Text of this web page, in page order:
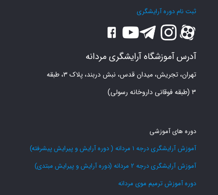
ثبت نام دوره آرایشگری
آدرس آموزشگاه آرایشگری مردانه
تهران، تجریش، میدان قدس، نبش دربند، پلاک ۳، طبقه
۳ (طبقه فوقانی داروخانه رسولی)
دوره های آموزشی
آموزش آرایشگری درجه 1 مردانه ( دوره آرایش و پیرایش پیشرفته)
آموزش آرایشگری درجه 2 مردانه (دوره آرایش و پیرایش مبتدی)
دوره آموزش ترمیم موی مردانه